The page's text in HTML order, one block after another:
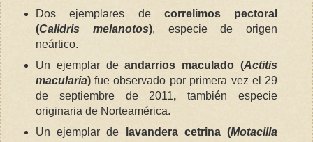
Dos ejemplares decorrelimos pectoral
(Calidris melanotos), especie de origen
neártico.
Un ejemplar deandarrios maculado (Actitis
macularia) fue observado por primera vez el 29
de septiembre de 2011, también especie
originaria de Norteamérica.
Un ejemplar de
lavandera cetrina (Motacilla